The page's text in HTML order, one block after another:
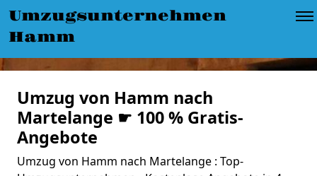
Umzugsunternehmen
Hamm
Umzug von Hamm nach
Martelange ☛ 100 % Gratis-
Angebote
Umzug von Hamm nach Martelange : Top-